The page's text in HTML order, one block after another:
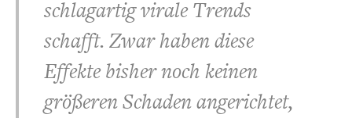
schlagartig virale Trends
schafft. Zwar haben diese
Effekte bisher noch keinen
größeren Schaden angerichtet,